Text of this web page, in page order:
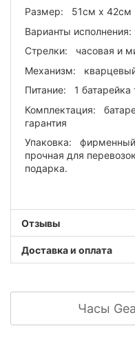
Размер: 51см х 42см
Варианты
Стрелки: часовая и
Механизм:
Питание: 1 батарейка
Комплектация:
гарантия
Упаковка: фирменный
прочная для
подарка.
Отзывы
Доставка и оплата
Часы